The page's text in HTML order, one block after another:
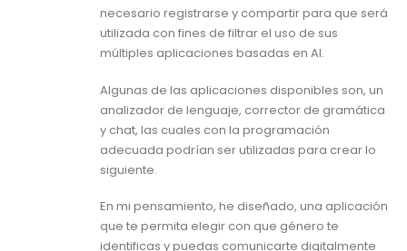
necesario registrarse y compartir para que será
utilizada con fines de filtrar el uso de sus
múltiples aplicaciones basadas en AI.
Algunas de las aplicaciones disponibles son, un
analizador de lenguaje, corrector de gramática
y chat, las cuales con la programación
adecuada podrían ser utilizadas para crear lo
siguiente.
En mi pensamiento, he diseñado, una aplicación
que te permita elegir con que género te
identificas y puedas comunicarte digitalmente